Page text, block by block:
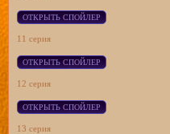
11 серия
12 серия
13 серия